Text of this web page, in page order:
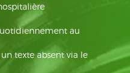
au
texte absent via le